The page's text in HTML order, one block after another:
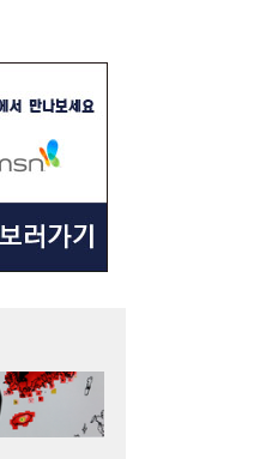
받을 수 있는
법’ 재검토